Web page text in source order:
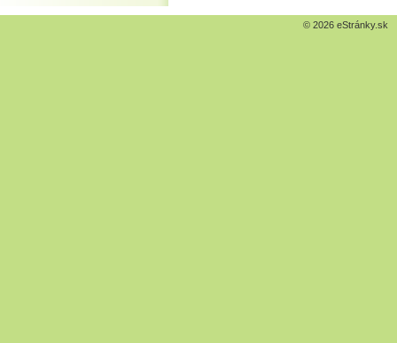
© 2026 eStránky.sk